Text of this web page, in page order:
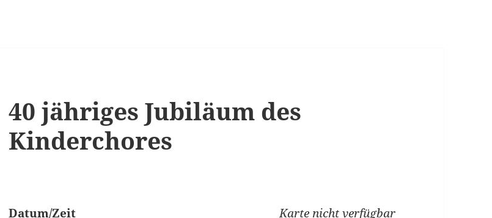
40 jähriges Jubiläum des
Kinderchores
Karte nicht verfügbar
Datum/Zeit